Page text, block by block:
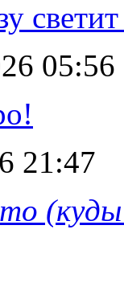
05:56
21:47